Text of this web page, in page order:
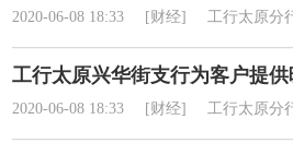
2020-06-08 18:33 [财经] 工行太原分
工行太原兴华街支行为客户提
2020-06-08 18:33 [财经] 工行太原分